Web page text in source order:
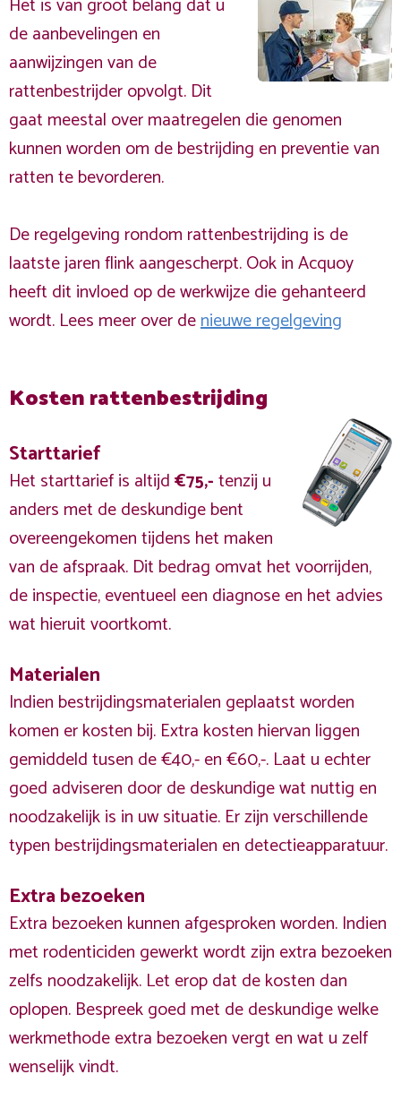
de aanbevelingen en
aanwijzingen van de
rattenbestrijder opvolgt. Dit
gaat meestal over maatregelen die genomen
kunnen worden om de bestrijding en preventie van
ratten te bevorderen.
De regelgeving rondom rattenbestrijding is de
laatste jaren flink aangescherpt. Ook in Acquoy
heeft dit invloed op de werkwijze die gehanteerd
wordt. Lees meer over denieuwe regelgeving
Kosten rattenbestrijding
Starttarief
Het starttarief is altijd€75,-tenzij u
anders met de deskundige bent
overeengekomen tijdens het maken
van de afspraak. Dit bedrag omvat het voorrijden,
de inspectie, eventueel een diagnose en het advies
wat hieruit voortkomt.
Materialen
Indien bestrijdingsmaterialen geplaatst worden
komen er kosten bij. Extra kosten hiervan liggen
gemiddeld tusen de €40,- en €60,-. Laat u echter
goed adviseren door de deskundige wat nuttig en
noodzakelijk is in uw situatie. Er zijn verschillende
typen bestrijdingsmaterialen en detectieapparatuur.
Extra bezoeken
Extra bezoeken kunnen afgesproken worden. Indien
met rodenticiden gewerkt wordt zijn extra bezoeken
zelfs noodzakelijk. Let erop dat de kosten dan
oplopen. Bespreek goed met de deskundige welke
werkmethode extra bezoeken vergt en wat u zelf
wenselijk vindt.